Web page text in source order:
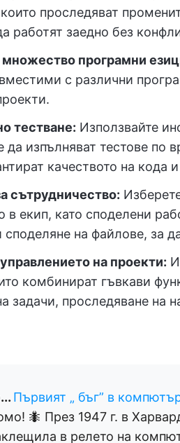
проследяват
работят заедно без
програмни
с различни
тестване: Използвайте
да изпълняват тестове по
качеството на кода
сътрудничество:
в екип, като споделени
на файлове, за
на проекти:
комбинират гъвкави
задачи, проследяване на
Първият „ бъг” в
🐜 През 1947 г. в
в релето на